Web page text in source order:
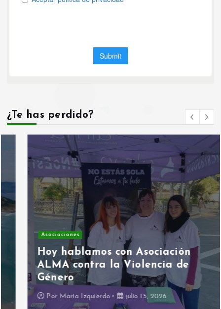
¿Te has perdido?
Asociaciones
Hoy hablamos con Asociación
ALMA contra la Violencia de
Género
PorMaria Izquierdo julio 15, 2026